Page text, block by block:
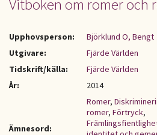
Vitboken om romer och
Upphovsperson:
Björklund O, Bengt
Utgivare:
Fjärde Världen
Tidskrift/källa:
Fjärde Världen
År:
2014
Ämnesord:
Romer,
romer, Förtryck,